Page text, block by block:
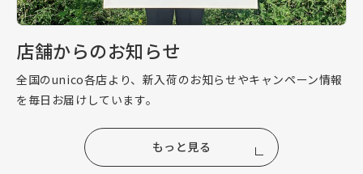
店舗からのお知らせ
全国のunico各店より、新入荷のお知らせやキャンペーン情報
を毎日お届けしています。
もっと見る